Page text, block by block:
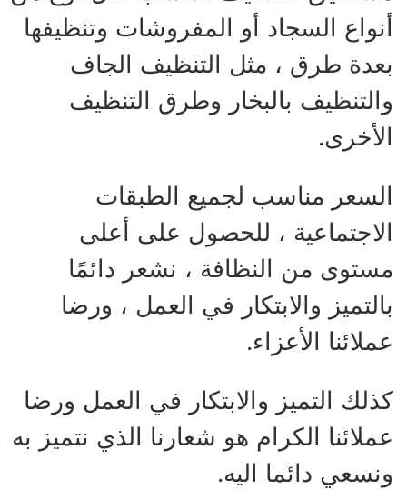
أنواع السجاد أو المفروشات وتنظيفها
بعدة طرق ، مثل التنظيف الجاف
والتنظيف بالبخار وطرق التنظيف
الأخرى.
السعر مناسب لجميع الطبقات
الاجتماعية ، للحصول على أعلى
مستوى من النظافة ، نشعر دائمًا
بالتميز والابتكار في العمل ، ورضا
عملائنا الأعزاء.
كذلك التميز والابتكار في العمل ورضا
عملائنا الكرام هو شعارنا الذي نتميز به
ونسعي دائما اليه.